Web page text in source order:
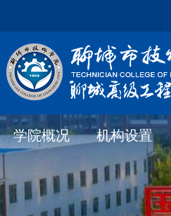
学院概况 机构设置